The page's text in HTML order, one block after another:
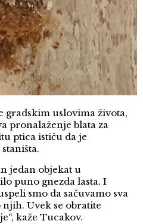
gradskim uslovima života,
pronalaženje blata za
ptica ističu da je
jedan objekat u
puno gnezda lasta. I
smo da sačuvamo sva
njih. Uvek se obratite
kaže Tucakov.